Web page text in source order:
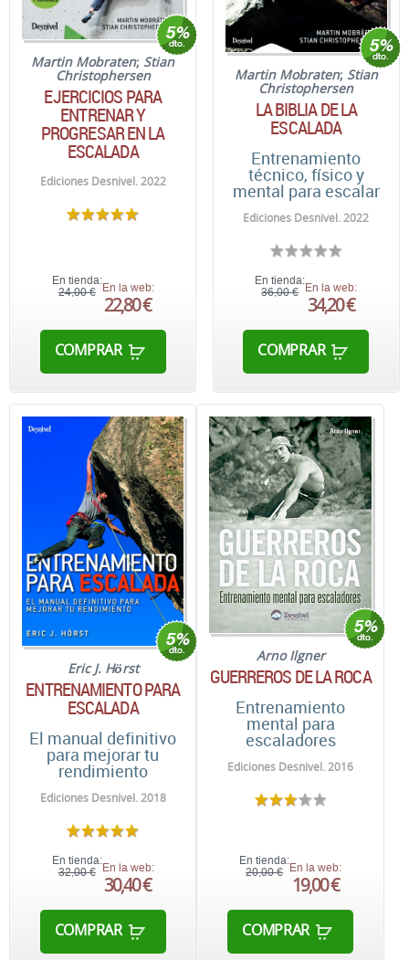
Martin Mobraten; Stian
Christophersen
EJERCICIOS PARA
ENTRENAR Y
PROGRESAR EN LA
ESCALADA
Ediciones Desnivel. 2022
En tienda:
24,00 € En la web:
22,80 €
COMPRAR
Martin Mobraten; Stian
Christophersen
LA BIBLIA DE LA
ESCALADA
Entrenamiento
técnico, físico y
mental para escalar
Ediciones Desnivel. 2022
En tienda:
36,00 €
En la web:
34,20 €
COMPRAR
Eric J. Hörst
ENTRENAMIENTO PARA
ESCALADA
El manual definitivo
para mejorar tu
rendimiento
Ediciones Desnivel. 2018
En tienda:
32,00 € En la web:
30,40 €
COMPRAR
Arno Ilgner
GUERREROS DE LA ROCA
Entrenamiento
mental para
escaladores
Ediciones Desnivel. 2016
En tienda:
20,00 € En la web:
19,00 €
COMPRAR